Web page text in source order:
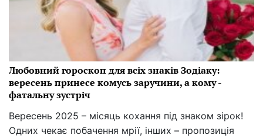
Любовний гороскоп для всіх знаків Зодіаку:
вересень принесе комусь заручини, а кому -
фатальну зустріч
Вересень 2025 – місяць кохання під знаком зірок!
Одних чекає побачення мрії, інших – пропозиція